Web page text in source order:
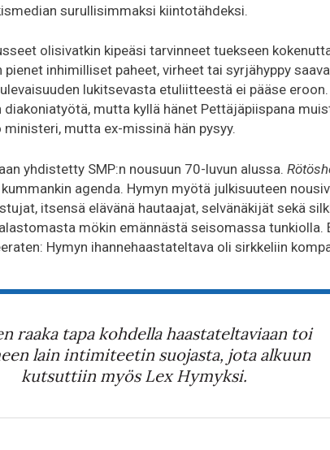
surullisimmaksi kiintotähdeksi.
olisivatkin kipeäsi tarvinneet tuekseen
pienet inhimilliset paheet, virheet tai syrjähyppy
lukitsevasta etuliitteestä ei pääse
mutta kyllä hänet Pettäjäpiispana
mutta ex-missinä hän pysyy.
yhdistetty SMP:n nousuun 70-luvun alussa.
agenda. Hymyn myötä julkisuuteen
itsensä elävänä hautaajat, selvänäkijät sekä
mökin emännästä seisomassa tunkiolla.
Hymyn ihannehaastateltava oli sirkkeliin
raaka tapa kohdella haastateltaviaan toi
lain intimiteetin suojasta, jota alkuun
kutsuttiin myös Lex Hymyksi.